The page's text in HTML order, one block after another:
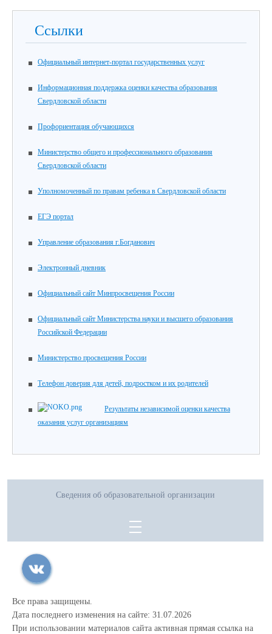
Ссылки
Официальный интернет-портал государственных услуг
Информационная поддержка оценки качества образования
Свердловской области
Профориентация обучающихся
Министерство общего и профессионального образования
Свердловской области
Уполномоченный по правам ребенка в Свердловской области
ЕГЭ портал
Управление образования г.Богданович
Электронный дневник
Официальный сайт Минпросвещения России
Официальный сайт Министерства науки и высшего образования
Российской Федерации
Министерство просвещения России
Телефон доверия для детей, подростком и их родителей
Результаты независимой оценки качества
оказания услуг организациям
Сведения об образовательной организации
Все права защищены.
Дата последнего изменения на сайте: 31.07.2026
При использовании материалов сайта активная прямая ссылка на